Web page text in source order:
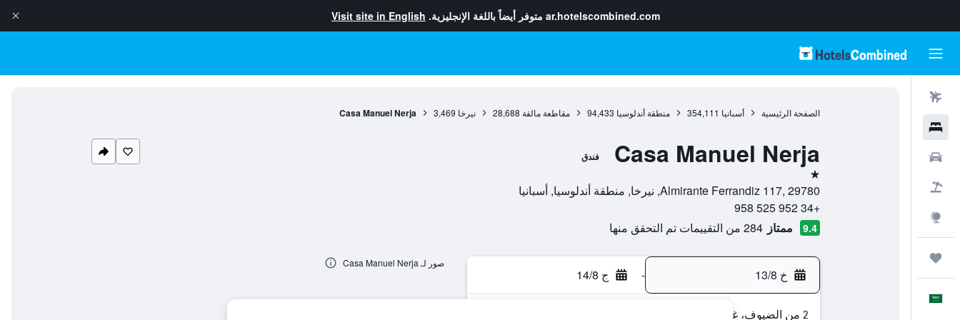
ar.hotelscombined.com متوفر أيضاً باللغة الإنجليزية. Visit site in English
الصفحة الرئيسية أسبانيا 354,111 منطقة أندلوسيا 94,433 مقاطعة مالقة 28,688 نيرخا 3,469
Casa Manuel Nerja
Casa Manuel Nerja فندق
نجمة واحدة
Almirante Ferrandiz 117, 29780, نيرخا, منطقة أندلوسيا, أسبانيا
+34 952 525 958
9.4 ممتاز 284 من التقييمات تم التحقق منها
خ 13/8 - ج 14/8
2 من الضيوف، غرفة واحدة
صور لـ Casa Manuel Nerja